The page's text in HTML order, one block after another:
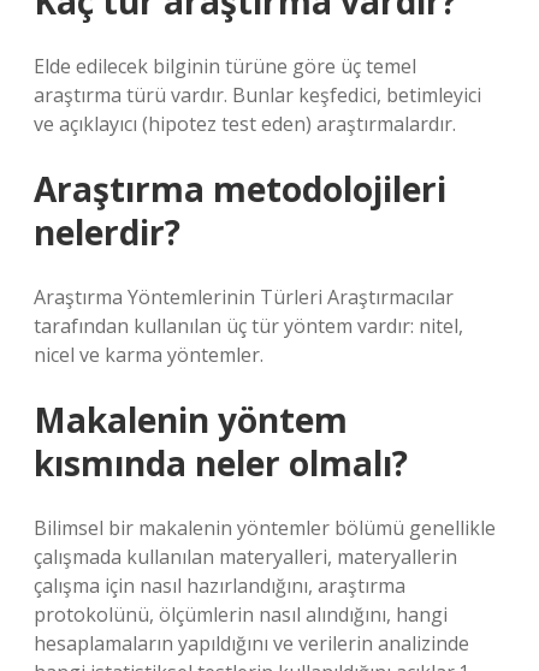
Elde edilecek bilginin türüne göre üç temel
araştırma türü vardır. Bunlar keşfedici, betimleyici
ve açıklayıcı (hipotez test eden) araştırmalardır.
Araştırma metodolojileri
nelerdir?
Araştırma Yöntemlerinin Türleri Araştırmacılar
tarafından kullanılan üç tür yöntem vardır: nitel,
nicel ve karma yöntemler.
Makalenin yöntem
kısmında neler olmalı?
Bilimsel bir makalenin yöntemler bölümü genellikle
çalışmada kullanılan materyalleri, materyallerin
çalışma için nasıl hazırlandığını, araştırma
protokolünü, ölçümlerin nasıl alındığını, hangi
hesaplamaların yapıldığını ve verilerin analizinde